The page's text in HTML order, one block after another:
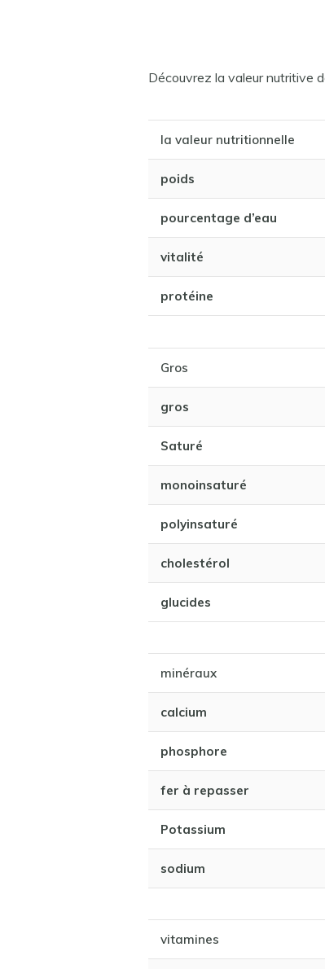
Découvrez la valeur nutritive
la valeur nutritionnelle
poids
pourcentage d’eau
vitalité
protéine
Gros
gros
Saturé
monoinsaturé
polyinsaturé
cholestérol
glucides
minéraux
calcium
phosphore
fer à repasser
Potassium
sodium
vitamines